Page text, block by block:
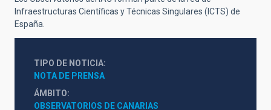
Infraestructuras Científicas y Técnicas Singulares (ICTS) de
España.
TIPO DE NOTICIA
NOTA DE PRENSA
ÁMBITO
OBSERVATORIOS DE CANARIAS